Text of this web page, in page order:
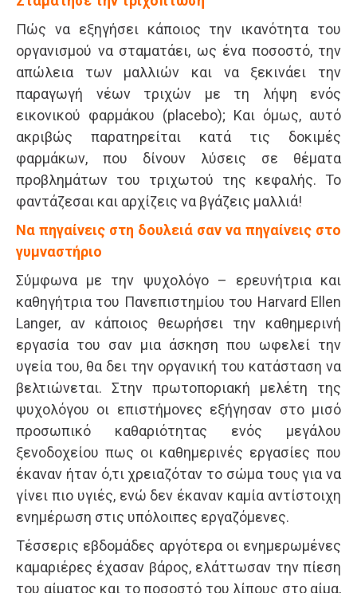
Πώς να εξηγήσει κάποιος την ικανότητα του
οργανισμού να σταματάει, ως ένα ποσοστό, την
απώλεια των μαλλιών και να ξεκινάει την
παραγωγή νέων τριχών με τη λήψη ενός
εικονικού φαρμάκου (placebo); Και όμως, αυτό
ακριβώς παρατηρείται κατά τις δοκιμές
φαρμάκων, που δίνουν λύσεις σε θέματα
προβλημάτων του τριχωτού της κεφαλής. Το
φαντάζεσαι και αρχίζεις να βγάζεις μαλλιά!
Να πηγαίνεις στη δουλειά σαν να πηγαίνεις στο
γυμναστήριο
Σύμφωνα με την ψυχολόγο – ερευνήτρια και
καθηγήτρια του Πανεπιστημίου του Harvard Ellen
Langer, αν κάποιος θεωρήσει την καθημερινή
εργασία του σαν μια άσκηση που ωφελεί την
υγεία του, θα δει την οργανική του κατάσταση να
βελτιώνεται. Στην πρωτοποριακή μελέτη της
ψυχολόγου οι επιστήμονες εξήγησαν στο μισό
προσωπικό καθαριότητας ενός μεγάλου
ξενοδοχείου πως οι καθημερινές εργασίες που
έκαναν ήταν ό,τι χρειαζόταν το σώμα τους για να
γίνει πιο υγιές, ενώ δεν έκαναν καμία αντίστοιχη
ενημέρωση στις υπόλοιπες εργαζόμενες.
Τέσσερις εβδομάδες αργότερα οι ενημερωμένες
καμαριέρες έχασαν βάρος, ελάττωσαν την πίεση
του αίματος και το ποσοστό του λίπους στο αίμα,